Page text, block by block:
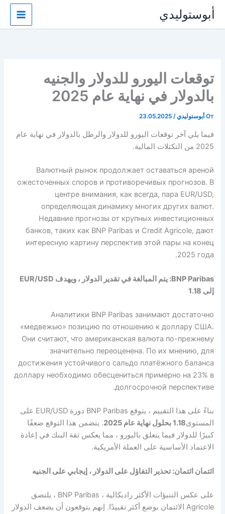
انتقل
المحتوى
أبوستوليدي
توقعات اليورو للدولار والجنيه
بالدولار في نهاية عام 2025
От أبوستوليدي /
23.05.2025
فيما يلي آخر توقعات اليورو للدولار والرطل بالدولار في نهاية عام
2025 من التكتلات المالية.
Валютный рынок продолжает оставаться ареной
ожесточенных споров и противоречивых прогнозов. В
центре внимания, как всегда, пара EUR/USD,
определяющая динамику многих других валют.
Недавние прогнозы от крупных инвестиционных
банков, таких как BNP Paribas и Credit Agricole, дают
интересную картину перспектив этой пары на конец
2025 года.
BNP Paribas: يتم المبالغة في تقدير الدولار ، ويهدف EUR/USD
إلى 1.18
Аналитики BNP Paribas занимают достаточно
«медвежью» позицию по отношению к доллару США.
Они считают, что американская валюта по-прежнему
значительно переоценена. По их мнению, для
достижения устойчивого сальдо платёжного баланса
доллару необходимо обесцениться примерно на 23% в
долгосрочной перспективе.
بناءً على هذا التقييم ، يتوقع BNP Paribas دورة EUR/USD على
المستوى1.18 بحلول نهاية عام 2025
. يتضمن هذا التوقع ضعفًا
كبيرًا للدولار فيما يتعلق باليورو ، مما يعكس ثقة البنك في إعادة
الاعتماد الأساسية على العملة الأمريكية.
ائتمان ائتمان: تحذير التفاؤل على الدولار ، إيجابي على الجنيه
على عكس التنبؤات الأكثر راديكالية ، BNP Paribas ، يلتصق
Agricole الائتمان بوضع أكثر تقييدًا. إنهم يتوقعون أن يضعف الدولار